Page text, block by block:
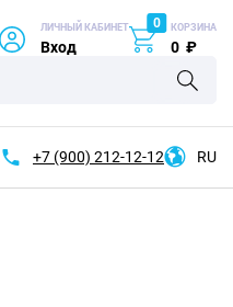
ЛИЧНЫЙ КАБИНЕТ
Вход
0 КОРЗИНА
0 ₽
+7 (900) 212-12-12 RU